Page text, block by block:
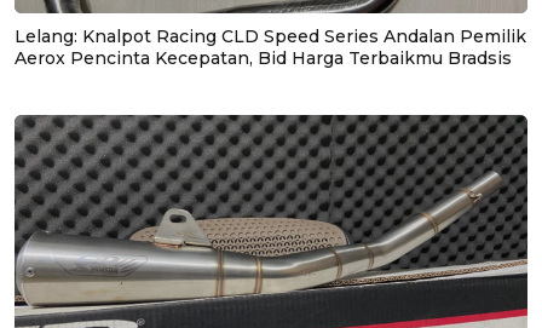
Lelang: Knalpot Racing CLD Speed Series Andalan Pemilik
Aerox Pencinta Kecepatan, Bid Harga Terbaikmu Bradsis